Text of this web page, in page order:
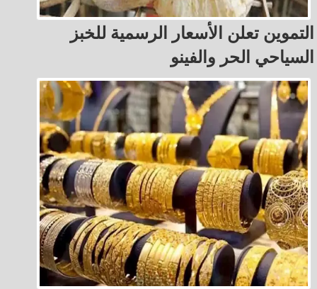
التموين تعلن الأسعار الرسمية للخبز
السياحي الحر والفينو